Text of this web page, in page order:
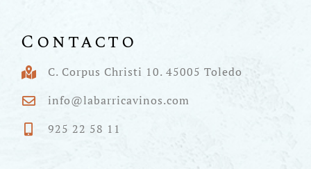
Contacto
C. Corpus Christi 10. 45005 Toledo
info@labarricavinos.com
925 22 58 11